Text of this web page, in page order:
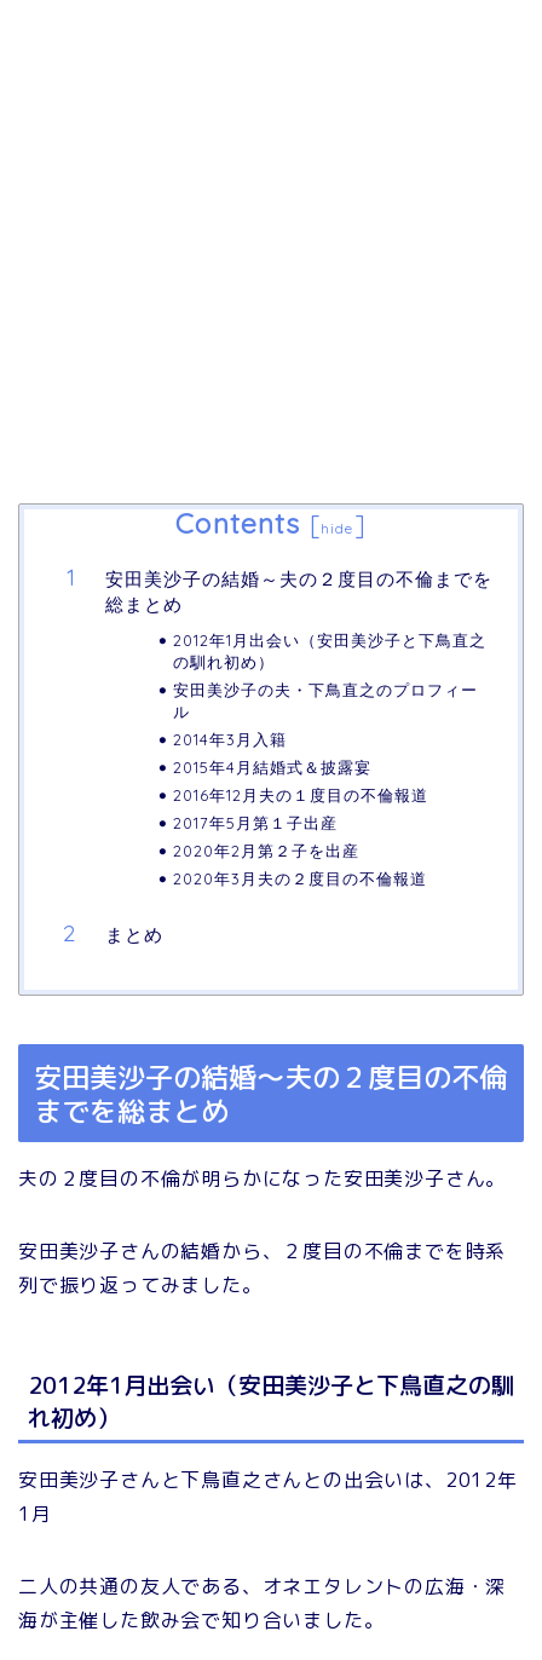
Contents [hide ]
安田美沙子の結婚～夫の２度目の不倫までを
総まとめ
2012年1月出会い（安田美沙子と下鳥直之
の馴れ初め）
安田美沙子の夫・下鳥直之のプロフィー
ル
2014年3月入籍
2015年4月結婚式＆披露宴
2016年12月夫の１度目の不倫報道
2017年5月第１子出産
2020年2月第２子を出産
2020年3月夫の２度目の不倫報道
まとめ
安田美沙子の結婚～夫の２度目の不倫
までを総まとめ
夫の２度目の不倫が明らかになった安田美沙子さん。
安田美沙子さんの結婚から、２度目の不倫までを時系
列で振り返ってみました。
2012年1月出会い（安田美沙子と下鳥直之の馴
れ初め）
安田美沙子さんと下鳥直之さんとの出会いは、2012年
1月
二人の共通の友人である、オネエタレントの広海・深
海が主催した飲み会で知り合いました。